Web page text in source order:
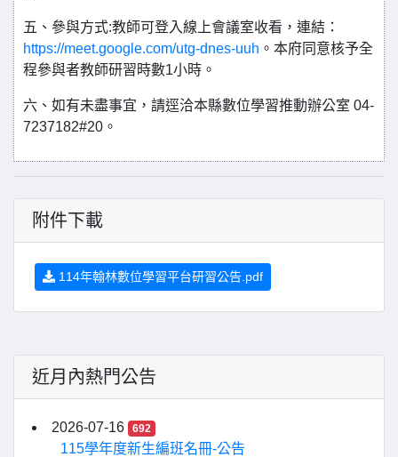
五、參與方式:教師可登入線上會議室收看，連結：
https://meet.google.com/utg-dnes-uuh 。本府同意核予全
程參與者教師研習時數1小時。
六、如有未盡事宜，請逕洽本縣數位學習推動辦公室 04-
7237182#20。
附件下載
114年翰林數位學習平台研習公告.pdf
近月內熱門公告
2026-07-16 692
115學年度新生編班名冊-公告